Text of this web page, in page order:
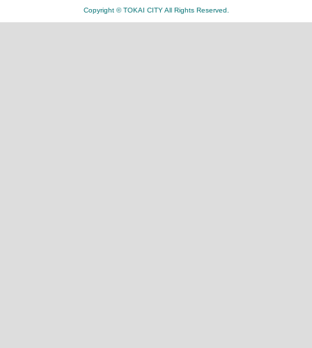
Copyright © TOKAI CITY All Rights Reserved.